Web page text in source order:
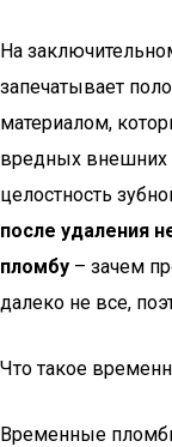
На
запечатывает
материалом,
вредных внешних
целостность
после удаления
пломбу – зачем
далеко не все,
Что такое
Временные